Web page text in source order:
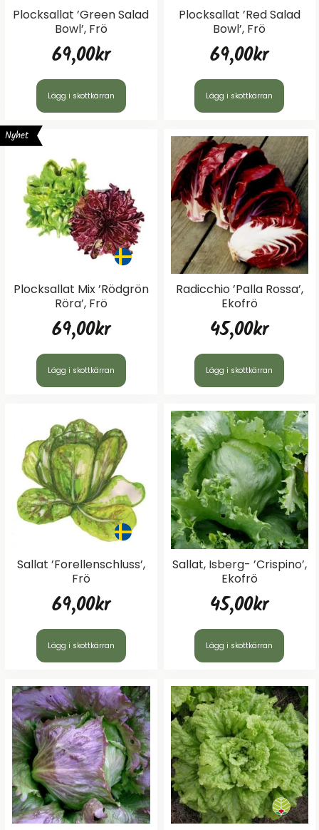
Plocksallat ’Green Salad
Bowl’, Frö
69,00kr
Lägg i skottkärran
Plocksallat ’Red Salad
Bowl’, Frö
69,00kr
Lägg i skottkärran
Nyhet
Plocksallat Mix ’Rödgrön
Röra’, Frö
69,00kr
Lägg i skottkärran
Radicchio ’Palla Rossa’,
Ekofrö
45,00kr
Lägg i skottkärran
Sallat ’Forellenschluss’,
Frö
69,00kr
Lägg i skottkärran
Sallat, Isberg- ’Crispino’,
Ekofrö
45,00kr
Lägg i skottkärran